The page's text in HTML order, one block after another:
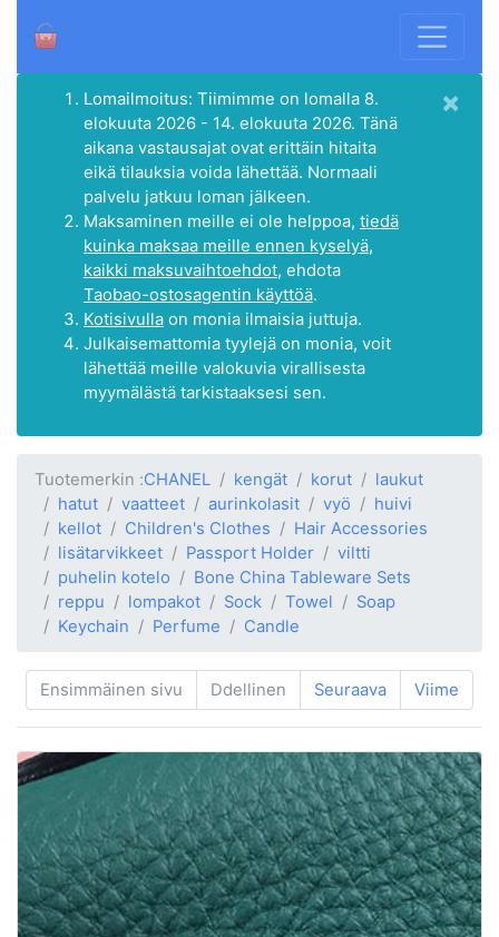
Lomailmoitus: Tiimimme on lomalla 8.
elokuuta 2026 - 14. elokuuta 2026. Tänä
aikana vastausajat ovat erittäin hitaita
eikä tilauksia voida lähettää. Normaali
palvelu jatkuu loman jälkeen.
Maksaminen meille ei ole helppoa, tiedä
kuinka maksaa meille ennen kyselyä,
kaikki maksuvaihtoehdot, ehdota
Taobao-ostosagentin käyttöä.
Kotisivulla on monia ilmaisia juttuja.
Julkaisemattomia tyylejä on monia, voit
lähettää meille valokuvia virallisesta
myymälästä tarkistaaksesi sen.
×
Tuotemerkin :CHANEL kengät korut
laukut
hatut
vaatteet aurinkolasit vyö
huivi
kellot
Children's Clothes
Hair Accessories
lisätarvikkeet
Passport Holder
viltti
puhelin kotelo
Bone China Tableware Sets
reppu
lompakot Sock Towel
Soap
Keychain
Perfume Candle
Ensimmäinen sivu Ddellinen Seuraava Viime